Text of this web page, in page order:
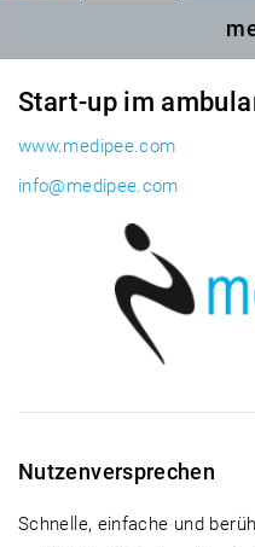
Start-up im
www.medipee.com
info@medipee.com
Nutzenversprechen
Schnelle, einfache und